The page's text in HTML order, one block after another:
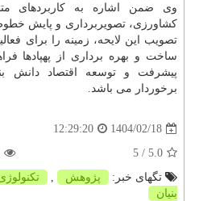
وی ضمن اشاره به کاربردهای
کشاورزی، تصویربرداری و پایش
تصویب این لایحه، زمینه را برای
ساخت و بهره برداری از پهپادها
پیشرفت و توسعه اقتصاد دانش
برخوردار می باشد.
1404/02/18
12:29:20
5.0
/ 5
تگهای خبر:
پژوهش ,
بنیان